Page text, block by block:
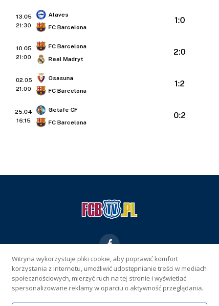
13.05
21:30
Alaves
FC Barcelona
1:0
10.05
21:00
FC Barcelona
Real Madryt
2:0
02.05
21:00
Osasuna
FC Barcelona
1:2
25.04
16:15
Getafe CF
FC Barcelona
0:2
KONTAKT REKLAMA POLITYKA PRYWATNOŚCI
WŁAŚCICIEL SERWISU
Witryna wykorzystuje pliki cookie, aby poprawić komfort
korzystania z Internetu, umożliwić udostępnianie treści w mediach
społecznościowych, mierzyć ruch na tej stronie i wyświetlać
spersonalizowane reklamy w oparciu o aktywność przeglądania.